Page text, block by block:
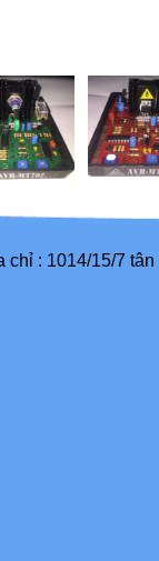
chỉ : 1014/15/7 tân